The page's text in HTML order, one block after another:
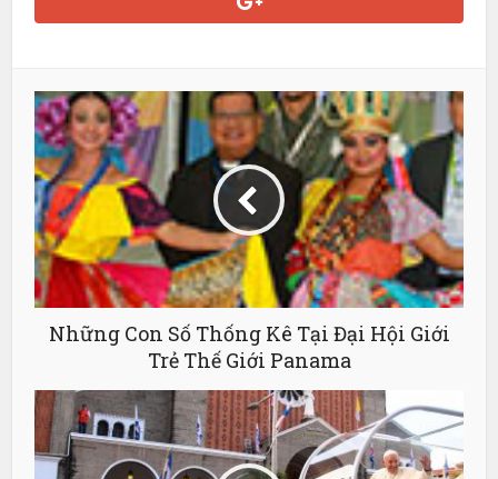
Những Con Số Thống Kê Tại Đại Hội Giới
Trẻ Thế Giới Panama